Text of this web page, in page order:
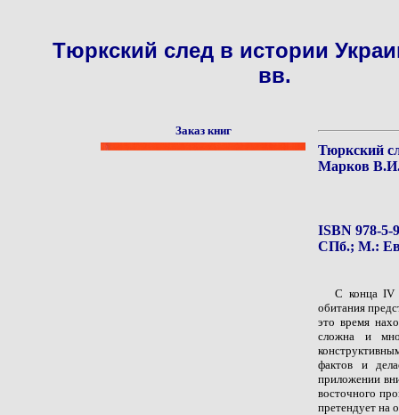
Тюркский след в истории
вв.
Заказ книг
Тюркский
Марков
ISBN 978-5-
СПб.; М.:
С конца IV
обитания
это время
сложна и
фактов и
приложении
восточного
претендует на